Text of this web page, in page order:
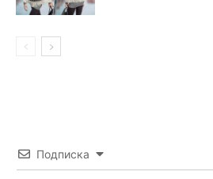
Подписка